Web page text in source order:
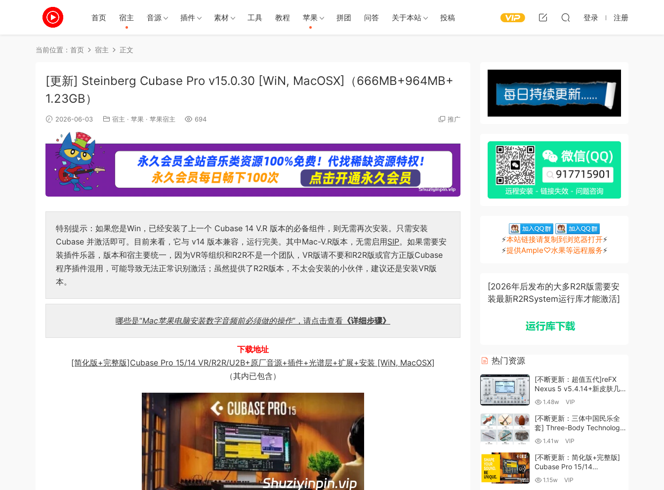
首页 宿主 音源 插件 素材 工具 教程 苹果 拼团 问答 关于本站 投稿 登录 注册
当前位置： 首页 宿主 正文
[更新] Steinberg Cubase Pro v15.0.30 [WiN, MacOSX]（666MB+964MB+
1.23GB）
2026-06-03 宿主 · 苹果 · 苹果宿主 694 推广
特别提示：如果您是Win，已经安装了上一个 Cubase 14 V.R 版本的必备组件，则无需再次安装。只需安装
Cubase 并激活即可。目前来看，它与 v14 版本兼容，运行完美。其中Mac-V.R版本，无需启用SIP。如果需要安
装插件乐器，版本和宿主要统一，因为VR等组织和R2R不是一个团队，VR版请不要和R2R版或官方正版Cubase
程序插件混用，可能导致无法正常识别激活；虽然提供了R2R版本，不太会安装的小伙伴，建议还是安装VR版
本。
哪些是“Mac苹果电脑安装数字音频前必须做的操作”，请点击查看 《详细步骤》
下载地址
[简化版+完整版]Cubase Pro 15/14 VR/R2R/U2B+原厂音源+插件+光谱层+扩展+安装 [WiN, MacOSX]
（其内已包含）
⚡本站链接请复制到浏览器打开⚡
⚡提供Ample♡水果等远程服务⚡
[2026年后发布的大多R2R版需要安
装最新R2RSystem运行库才能激活]
热门资源
[不断更新：超值五代]reFX
Nexus 5 v5.4.14+新皮肤几十
套+原厂+全套扩展+教程
1.48w VIP
[不断更新：三体中国民乐全
套] Three-Body Technology-
R2R [WiN, MacOSX]
1.41w VIP
[不断更新：简化版+完整版]
Cubase Pro 15/14
VR/R2R/U2B+原厂音源+插件
1.15w VIP